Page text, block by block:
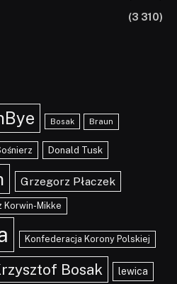
(3 310)
Bosak Braun
Donald Tusk
Grzegorz Płaczek
Korwin-Mikke
Konfederacja Korony Polskiej
Bosak lewica